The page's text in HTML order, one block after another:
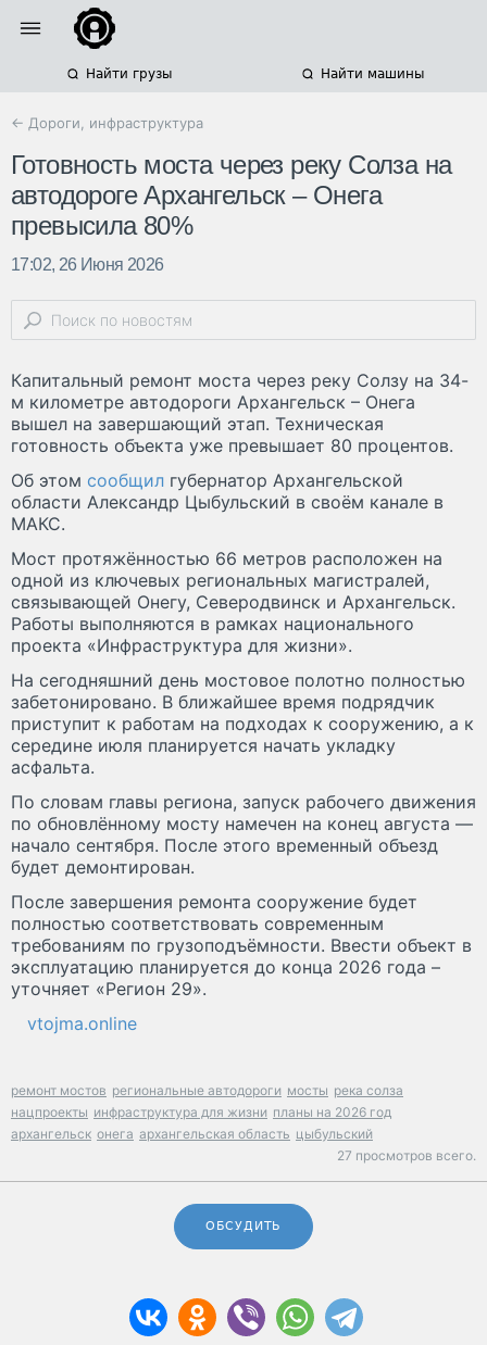
Найти грузы Найти машины
← Дороги, инфраструктура
Готовность моста через реку Солза на
автодороге Архангельск – Онега
превысила 80%
17:02, 26 Июня 2026
Капитальный ремонт моста через реку Солзу на 34-
м километре автодороги Архангельск – Онега
вышел на завершающий этап. Техническая
готовность объекта уже превышает 80 процентов.
Об этом сообщил губернатор Архангельской
области Александр Цыбульский в своём канале в
МАКС.
Мост протяжённостью 66 метров расположен на
одной из ключевых региональных магистралей,
связывающей Онегу, Северодвинск и Архангельск.
Работы выполняются в рамках национального
проекта «Инфраструктура для жизни».
На сегодняшний день мостовое полотно полностью
забетонировано. В ближайшее время подрядчик
приступит к работам на подходах к сооружению, а к
середине июля планируется начать укладку
асфальта.
По словам главы региона, запуск рабочего движения
по обновлённому мосту намечен на конец августа —
начало сентября. После этого временный объезд
будет демонтирован.
После завершения ремонта сооружение будет
полностью соответствовать современным
требованиям по грузоподъёмности. Ввести объект в
эксплуатацию планируется до конца 2026 года –
уточняет «Регион 29».
vtojma.online
ремонт мостов региональные автодороги мосты река солза
нацпроекты инфраструктура для жизни планы на 2026 год
архангельск онега архангельская область цыбульский
27 просмотров всего.
ОБСУДИТЬ